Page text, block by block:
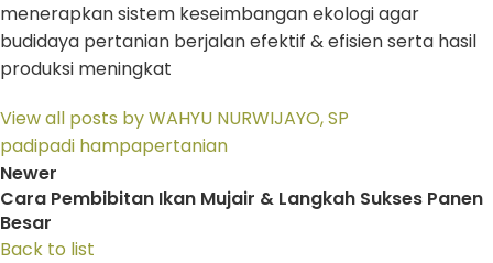
menerapkan sistem keseimbangan ekologi agar
budidaya pertanian berjalan efektif & efisien serta hasil
produksi meningkat
View all posts by WAHYU NURWIJAYO, SP
padipadi hampapertanian
Newer
Cara Pembibitan Ikan Mujair & Langkah Sukses Panen
Besar
Back to list